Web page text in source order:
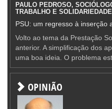
PAULO PEDROSO,
TRABALHO E SOLIDARIEDADE
PSU: um regresso à inserção
Volto ao tema da Prestação
anterior. A simplificação dos
uma boa ideia. O problema
OPINIÃO